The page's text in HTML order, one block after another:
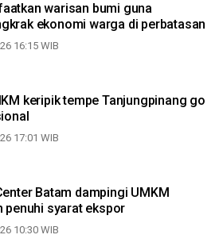
warisan bumi guna
ekonomi warga di perbatasan
16:15 WIB
keripik tempe Tanjungpinang go
17:01 WIB
Batam dampingi UMKM
penuhi syarat ekspor
10:30 WIB